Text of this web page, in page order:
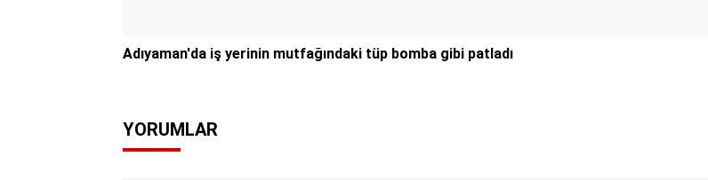
Adıyaman'da iş yerinin mutfağındaki tüp bomba gibi patladı
YORUMLAR